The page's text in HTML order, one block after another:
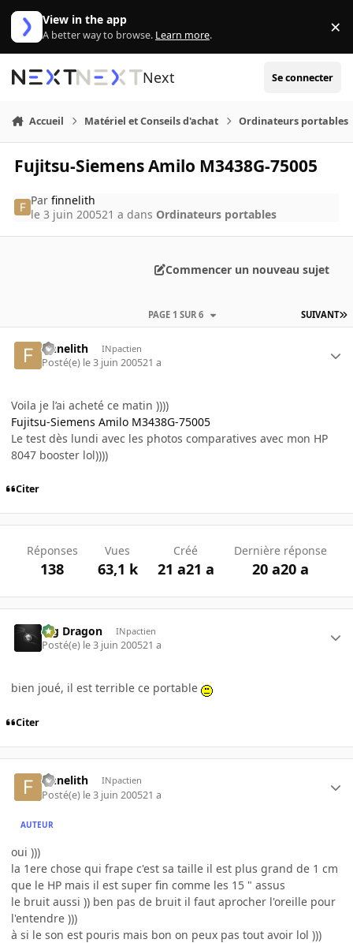
Aller au contenu
View in the app
A better way to browse. Learn more. ×
Next Se connecter
Accueil Matériel et Conseils d'achat Ordinateurs portables
Fujitsu-Siemens Amilo M3438G-75005
Parfinnelith
le 3 juin 200521 a dans Ordinateurs portables
Commencer un nouveau sujet
SUIVANT
PAGE 1 SUR 6
finnelith INpactien
Posté(e) le 3 juin 200521 a
Voila je l’ai acheté ce matin ))))
Fujitsu-Siemens Amilo M3438G-75005
Le test dès lundi avec les photos comparatives avec mon HP
8047 booster lol))))
Citer
Réponses
138
Vues
63,1 k
Créé
21 a21 a
Dernière réponse
20 a20 a
Big Dragon INpactien
Posté(e) le 3 juin 200521 a
bien joué, il est terrible ce portable
Citer
finnelith INpactien
Posté(e) le 3 juin 200521 a
AUTEUR
oui )))
la 1ere chose qui frape c'est sa taille il est plus grand de 1 cm
que le HP mais il est super fin comme les 15 " assus
le bruit aussi )) ben pas de bruit il faut aprocher l'oreille pour
l'entendre )))
à si le son est pouris mais bon on peux pas tout avoir lol )))